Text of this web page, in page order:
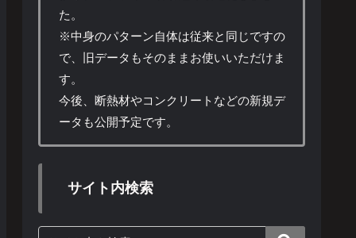
た。
※中身のパターン自体は従来と同じですの
で、旧データもそのままお使いいただけま
す。
今後、断熱材やコンクリートなどの新規デ
ータも公開予定です。
サイト内検索